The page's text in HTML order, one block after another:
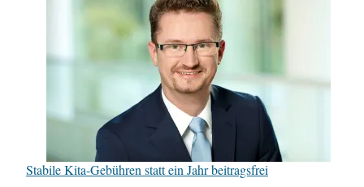
Stabile Kita-Gebühren statt ein Jahr beitragsfrei